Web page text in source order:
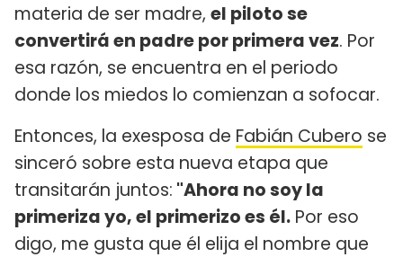
materia de ser madre, el piloto se
convertirá en padre por primera vez. Por
esa razón, se encuentra en el periodo
donde los miedos lo comienzan a sofocar.
Entonces, la exesposa de Fabián Cubero se
sinceró sobre esta nueva etapa que
transitarán juntos: "Ahora no soy la
primeriza yo, el primerizo es él. Por eso
digo, me gusta que él elija el nombre que